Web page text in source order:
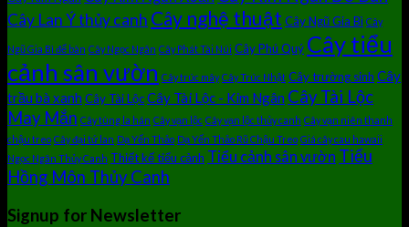
Cây Lan Ý thủy canh Cây nghệ thuật Cây Ngũ Gia Bì Cây
Ngũ Gia Bì để bàn Cây Ngọc Ngân Cây Phát Tài Núi Cây Phú Quý Cây tiểu
cảnh sân vườn Cây trúc mây Cây Trúc Nhật Cây trường sinh Cây
trầu bà xanh Cây Tài LộcCây Tài Lộc - Kim Ngân Cây Tài Lộc
May Mắn Cây tùng la hán Cây vạn lộc Cây vạn lộc thủy canh Cây vạn niên thanh
chậu treo Cây đại tứ lan Dạ Yến Thảo Dạ Yến Thảo Rũ Chậu Treo Giá cây cau hawaii
Ngọc Ngân Thủy Canh Thiết kế tiểu cảnh Tiểu cảnh sân vườn Tiểu
Hồng Môn Thủy Canh
Signup for Newsletter